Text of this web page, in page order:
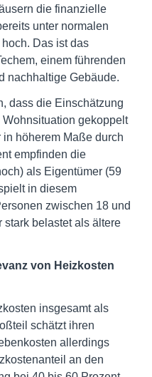
die finanzielle
unter normalen
Das ist das
einem führenden
nachhaltige Gebäude.
dass die Einschätzung
gekoppelt
höherem Maße durch
empfinden die
als Eigentümer (59
in diesem
zwischen 18 und
stark belastet als ältere
von Heizkosten
insgesamt als
schätzt ihren
allerdings
an den